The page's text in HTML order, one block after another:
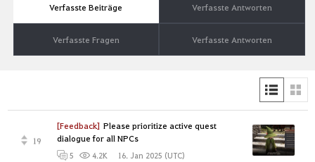
Verfasste Beiträge Verfasste Antworten
Verfasste Fragen Verfasste Antworten
[Feedback] Please prioritize active quest
dialogue for all NPCs
19
5 4.2K 16. Jan 2025 (UTC)